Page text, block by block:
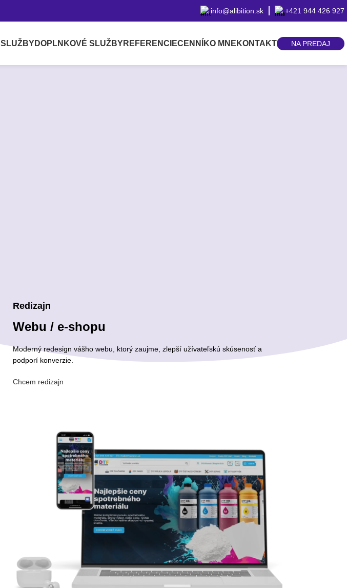
info@alibition.sk +421 944 426 927
SLUŽBYDOPLNKOVÉ SLUŽBYREFERENCIECENNÍKO MNE KONTAKT NA PREDAJ
Redizajn
Webu / e-shopu
Moderný redesign vášho webu, ktorý zaujme, zlepší užívateľskú skúsenosť a
podporí konverzie.
Chcem redizajn